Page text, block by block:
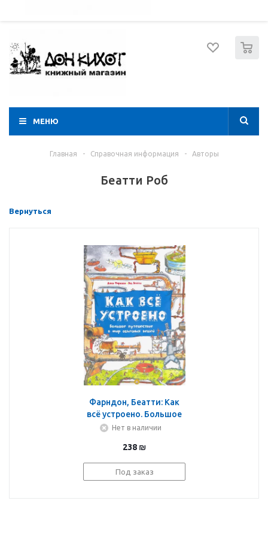
МЕНЮ
Главная - Справочная информация - Авторы
Беатти Роб
Вернуться
Фарндон, Беатти: Как
всё устроено. Большое
путешествие в мир
Нет в наличии
238 ₪
Под заказ